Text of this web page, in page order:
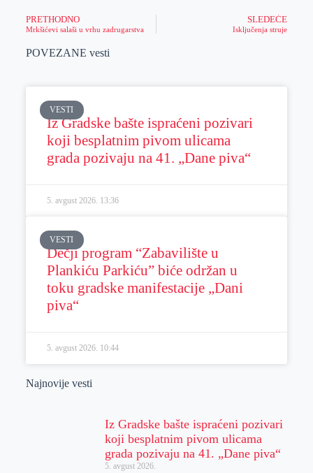
PRETHODNO
Mrkšićevi salaši u vrhu zadrugarstva
SLEDEĆE
Isključenja struje
POVEZANE vesti
VESTI
Iz Gradske bašte ispraćeni pozivari
koji besplatnim pivom ulicama
grada pozivaju na 41. „Dane piva“
5. avgust 2026. 13:36
VESTI
Dečji program “Zabavilište u
Plankiću Parkiću” biće održan u
toku gradske manifestacije „Dani
piva“
5. avgust 2026. 10:44
Najnovije vesti
Iz Gradske bašte ispraćeni pozivari
koji besplatnim pivom ulicama
grada pozivaju na 41. „Dane piva“
5. avgust 2026.